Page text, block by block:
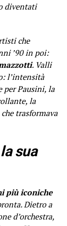
diventati
che
’90 in poi:
. Valli
l’intensità
per Pausini, la
la
trasformava
sua
più iconiche
Dietro a
d’orchestra,